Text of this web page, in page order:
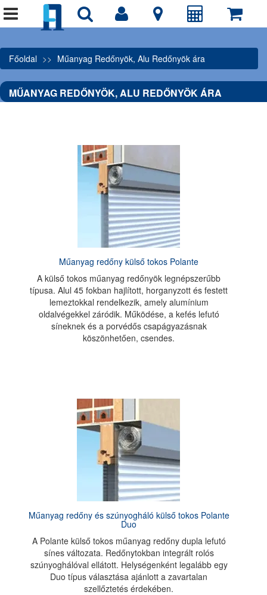
Főoldal Műanyag Redőnyök, Alu Redőnyök ára
MŰANYAG REDŐNYÖK, ALU REDŐNYÖK ÁRA
Műanyag redőny külső tokos Polante
A külső tokos műanyag redőnyök legnépszerűbb
típusa. Alul 45 fokban hajlított, horganyzott és festett
lemeztokkal rendelkezik, amely alumínium
oldalvégekkel záródik. Működése, a kefés lefutó
síneknek és a porvédős csapágyazásnak
köszönhetően, csendes.
Műanyag redőny és szúnyogháló külső tokos Polante
Duo
A Polante külső tokos műanyag redőny dupla lefutó
sínes változata. Redőnytokban integrált rolós
szúnyoghálóval ellátott. Helységenként legalább egy
Duo típus választása ajánlott a zavartalan
szellőztetés érdekében.